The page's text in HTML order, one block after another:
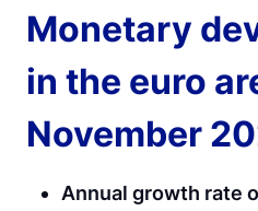
Monetary
in the euro
November
Annual growth rate